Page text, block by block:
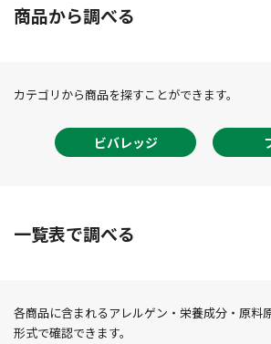
商品から調べる
カテゴリから商品を探すことができます。
ビバレッジ
一覧表で調べる
各商品に含まれるアレルゲン・栄養成分・原料
形式で確認できます。